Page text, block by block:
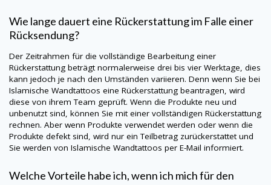
Wie lange dauert eine Rückerstattung im Falle einer
Rücksendung?
Der Zeitrahmen für die vollständige Bearbeitung einer
Rückerstattung beträgt normalerweise drei bis vier Werktage, dies
kann jedoch je nach den Umständen variieren. Denn wenn Sie bei
Islamische Wandtattoos eine Rückerstattung beantragen, wird
diese von ihrem Team geprüft. Wenn die Produkte neu und
unbenutzt sind, können Sie mit einer vollständigen Rückerstattung
rechnen. Aber wenn Produkte verwendet werden oder wenn die
Produkte defekt sind, wird nur ein Teilbetrag zurückerstattet und
Sie werden von Islamische Wandtattoos per E-Mail informiert.
Welche Vorteile habe ich, wenn ich mich für den